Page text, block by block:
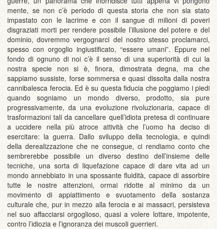
mente, se non c’è periodo di questa storia che non sia stato
impastato con le lacrime e con il sangue di milioni di poveri
disgraziati morti per rendere possibile l’illusione del potere e del
dominio, dovremmo vergognarci del nostro stesso proclamarci,
spesso con orgoglio ingiustificato, “essere umani”. Eppure nel
fondo di ognuno di noi c’è il senso di una superiorità di cui la
nostra specie non si è, finora, dimostrata degna, ma che
sappiamo sussiste, forse sommersa e quasi dissolta dalla nostra
cannibalesca ferocia. Ed è su questa fiducia che poggiamo i piedi
quando sogniamo un mondo diverso, prodotto, sia pure
progressivamente, da una evoluzione rivoluzionaria, capace di
trasformazioni tali da cancellare quell’idiota pretesa di continuare
a uccidere nella più atroce attività che l’uomo ha deciso di
esercitare: la guerra. Dallo sviluppo della tecnologia, e quindi
della derealizzazione che ne consegue, ci rendiamo conto che
sembrerebbe possibile un diverso destino dell’insieme delle
tecniche, una sorta di liquefazione capace di dare vita ad un
mondo annebbiato in una spossante fluidità, capace di assorbire
tutte le nostre attenzioni, ormai ridotte al minimo da un
movimento di appiattimento e svuotamento della sostanza
culturale che, pur in mezzo alla ferocia e ai massacri, persisteva
nel suo affacciarsi orgoglioso, quasi a volere lottare, impotente,
contro l’idiozia e l’ignoranza dei muscoli guerrieri.